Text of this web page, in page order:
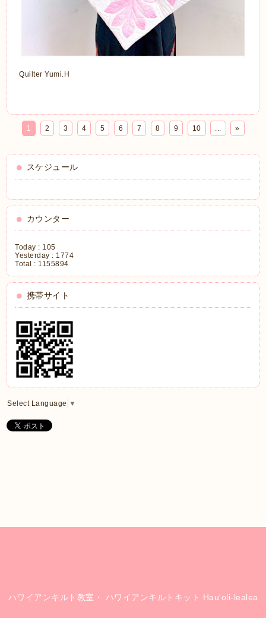
Quilter Yumi.H
1 2 3 4 5 6 7 8 9 10 ... »
スケジュール
カウンター
Today : 105
Yesterday : 1774
Total : 1155894
携帯サイト
Select Language ▼
ハワイアンキルト教室・ ハワイアンキルトキット Hau'oli-lealea